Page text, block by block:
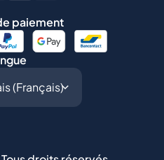
Tous droits réservés